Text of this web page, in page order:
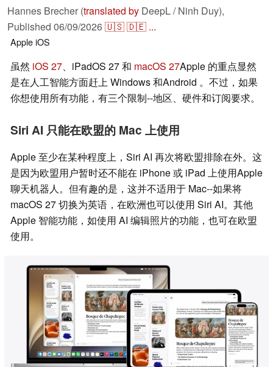
Hannes Brecher (translated by DeepL / Ninh Duy),
Published 06/09/2026🇺🇸🇩🇪 ...
AppleiOS
虽然 iOS 27、iPadOS 27 和 macOS 27Apple 的重点显然
是在人工智能方面赶上 Windows 和Android 。不过，如果
你想使用所有功能，有三个限制--地区、硬件和订阅要求。
Siri AI 只能在欧盟的 Mac 上使用
Apple 至少在某种程度上，Siri AI 再次将欧盟排除在外。这
是因为欧盟用户暂时还不能在 iPhone 或 iPad 上使用Apple
聊天机器人。但有趣的是，这并不适用于 Mac--如果将
macOS 27 切换为英语，在欧洲也可以使用 Siri AI。其他
Apple 智能功能，如使用 AI 编辑照片的功能，也可在欧盟
使用。